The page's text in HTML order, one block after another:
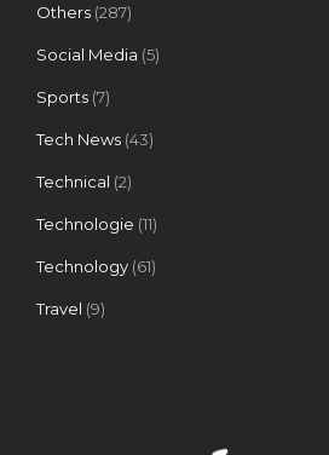
Others (287)
Social Media (5)
Sports (7)
Tech News (43)
Technical (2)
Technologie (11)
Technology (61)
Travel (9)